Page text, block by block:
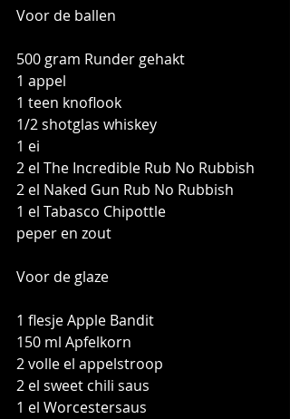
Voor de ballen
500 gram Runder gehakt
1 appel
1 teen knoflook
1/2 shotglas whiskey
1 ei
2 el The Incredible Rub No Rubbish
2 el Naked Gun Rub No Rubbish
1 el Tabasco Chipottle
peper en zout
Voor de glaze
1 flesje Apple Bandit
150 ml Apfelkorn
2 volle el appelstroop
2 el sweet chili saus
1 el Worcestersaus